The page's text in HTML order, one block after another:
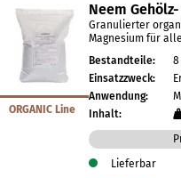
ORGANIC Line
Neem
Granulierter
Magnesium für
Bestandteile:
8
Einsatzzweck:
Anwendung:
Inhalt:
Lieferbar